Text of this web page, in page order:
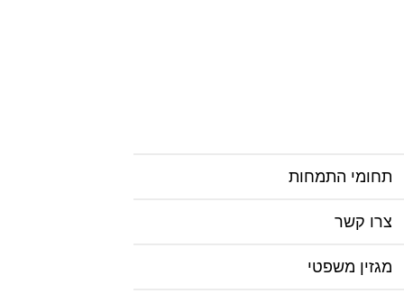
תחומי התמחות
צרו קשר
מגזין משפטי